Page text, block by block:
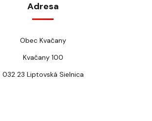
Adresa
Obec Kvačany
Kvačany 100
032 23 Liptovská Sielnica